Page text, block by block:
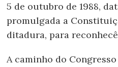
5 de outubro de 1988,
promulgada a
ditadura, para
A caminho do